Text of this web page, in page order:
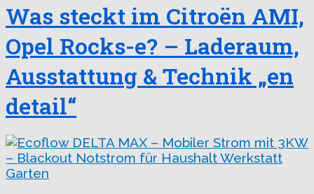
Was steckt im Citroën AMI,
Opel Rocks-e? – Laderaum,
Ausstattung & Technik „en
detail“